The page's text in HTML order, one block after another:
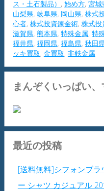
ス・土石製品） ,始め方,宮城
山梨県,岐阜県, 岡山県,株式
心者,株式投資錬金術,株式投
滋賀県,熊本県,特殊金属,特
福井県,福岡県,福島県,秋田
ッキ買取,金買取,非鉄金属
まんぞくいっぱい
最近の投稿
[送料無料]シフォンブ
ー シャツ カジュアル